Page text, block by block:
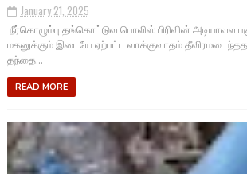
January 21, 2025
நீர்கொழும்பு தங்கொட்டுவ பொலிஸ் பிரிவின் அடியாவல
மகனுக்கும் இடையே ஏற்பட்ட வாக்குவாதம்
தந்தை...
READ MORE